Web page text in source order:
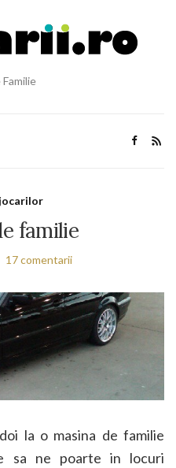
familie
17 comentarii
la o masina de familie
sa ne poarte in locuri